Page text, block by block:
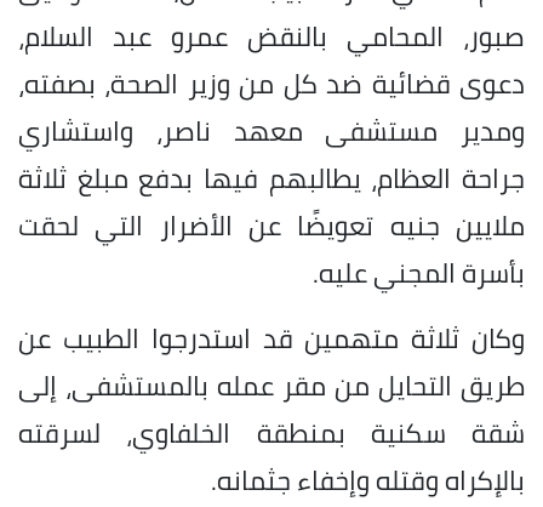
صبور، المحامي بالنقض عمرو عبد السلام،
دعوى قضائية ضد كل من وزير الصحة، بصفته،
ومدير مستشفى معهد ناصر، واستشاري
جراحة العظام، يطالبهم فيها بدفع مبلغ ثلاثة
ملايين جنيه تعويضًا عن الأضرار التي لحقت
بأسرة المجني عليه.
وكان ثلاثة متهمين قد استدرجوا الطبيب عن
طريق التحايل من مقر عمله بالمستشفى، إلى
شقة سكنية بمنطقة الخلفاوي، لسرقته
بالإكراه وقتله وإخفاء جثمانه.